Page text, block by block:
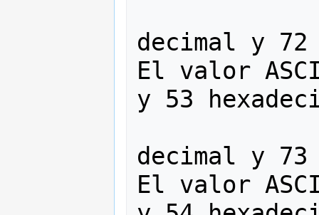
decimal y 72
El valor
y 53
decimal y 73
El valor